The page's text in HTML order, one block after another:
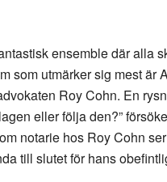
ensemble där alla
som utmärker sig mest är
Roy Cohn. En
eller följa den?”
notarie hos Roy Cohn
till slutet för hans